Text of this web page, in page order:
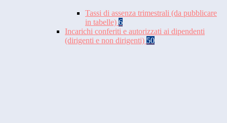
Tassi di assenza trimestrali (da pubblicare
in tabelle) 6
Incarichi conferiti e autorizzati ai dipendenti
(dirigenti e non dirigenti) 50